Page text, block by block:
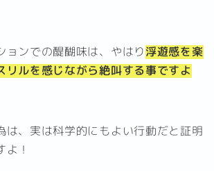
ョンでの醍醐味は、やはり浮遊感を楽
リルを感じながら絶叫する事ですよ
は、実は科学的にもよい行動だと証明
！